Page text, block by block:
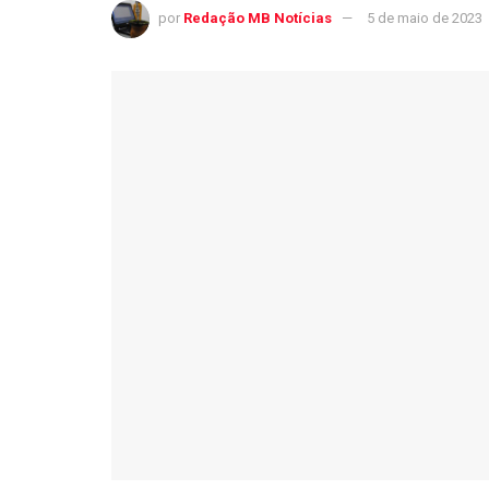
por Redação MB Notícias 5 de maio de 2023